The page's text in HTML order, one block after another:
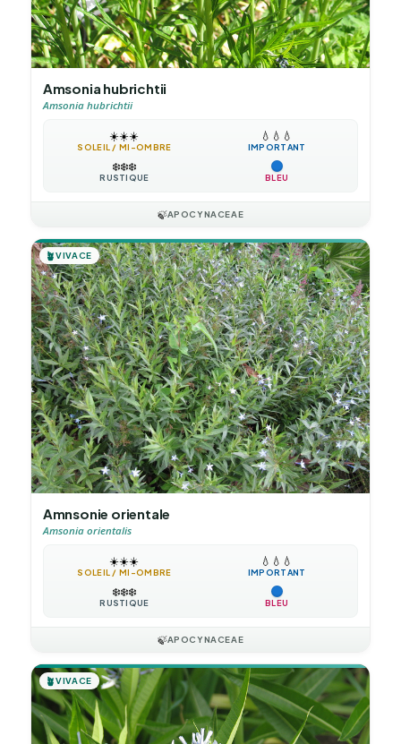
Amsonia hubrichtii
Amsonia hubrichtii
☀️☀️☀️
SOLEIL / MI-OMBRE
💧 💧 💧
IMPORTANT
❄️❄️❄️
RUSTIQUE BLEU
🍃APOCYNACEAE
🪴VIVACE
Amnsonie orientale
Amsonia orientalis
☀️☀️☀️
SOLEIL / MI-OMBRE
💧 💧 💧
IMPORTANT
❄️❄️❄️
RUSTIQUE BLEU
🍃APOCYNACEAE
🪴VIVACE